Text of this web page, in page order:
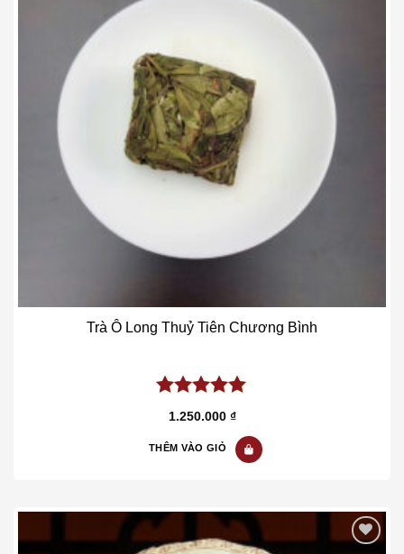
Trà Ô Long Thuỷ Tiên Chương Bình
5.00out of
1.250.000 ₫
THÊM VÀO GIỎ